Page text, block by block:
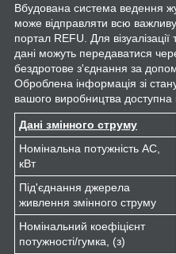
Вбудована система ведення
може відправляти всю
портал REFU. Для
дані можуть передаватися
бездротове з'єднання за
Оброблена інформація зі
вашого виробництва доступна
Дані змінного струму
Номінальна потужність АС,
кВт
Під'єднання джерела
живлення змінного струму
Номінальний коефіцієнт
потужності/гумка, (з)